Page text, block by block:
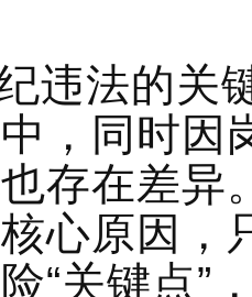
违法的关
，同时因
存在差异
心原因，
“关键点”